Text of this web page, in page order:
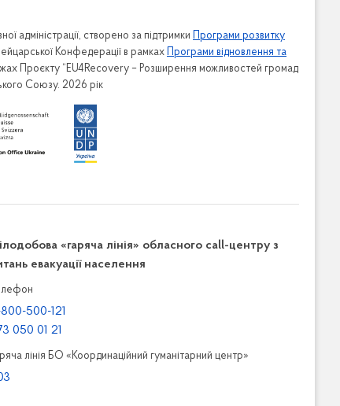
адміністрації, створено за підтримки Програми розвитку
Конфедерації в рамках Програми відновлення та
Проєкту “EU4Recovery – Розширення можливостей громад
Союзу. 2026 рік
«гаряча лінія» обласного call-центру з
евакуації населення
500-121
050 01 21
лінія БО «Координаційний гуманітарний центр»